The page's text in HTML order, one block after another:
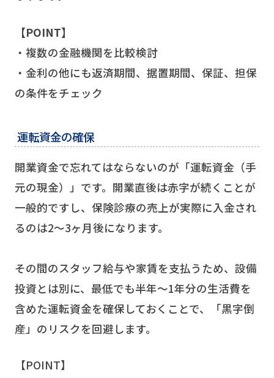
【POINT】
・複数の金融機関を比較検討
・金利の他にも返済期間、据置期間、保証、担保
の条件をチェック
運転資金の確保
開業資金で忘れてはならないのが「運転資金（手
元の現金）」です。開業直後は赤字が続くことが
一般的ですし、保険診療の売上が実際に入金され
るのは2～3ヶ月後になります。
その間のスタッフ給与や家賃を支払うため、設備
投資とは別に、最低でも半年〜1年分の生活費を
含めた運転資金を確保しておくことで、「黒字倒
産」のリスクを回避します。
【POINT】